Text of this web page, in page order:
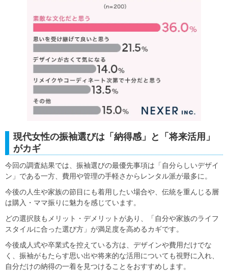
現代女性の振袖選びは「納得感」と「将来活用」
がカギ
今回の調査結果では、振袖選びの最優先事項は「自分らしいデザイ
ン」である一方、費用や管理の手軽さからレンタル派が最多に。
今後の人生や家族の節目にも着用したい場合や、伝統を重んじる層
は購入・ママ振りに魅力を感じています。
どの選択肢もメリット・デメリットがあり、「自分や家族のライフ
スタイルに合った選び方」が満足度を高めるカギです。
今後成人式や卒業式を控えている方は、デザインや費用だけでな
く、振袖がもたらす思い出や将来的な活用についても視野に入れ、
自分だけの納得の一着を見つけることをおすすめします。